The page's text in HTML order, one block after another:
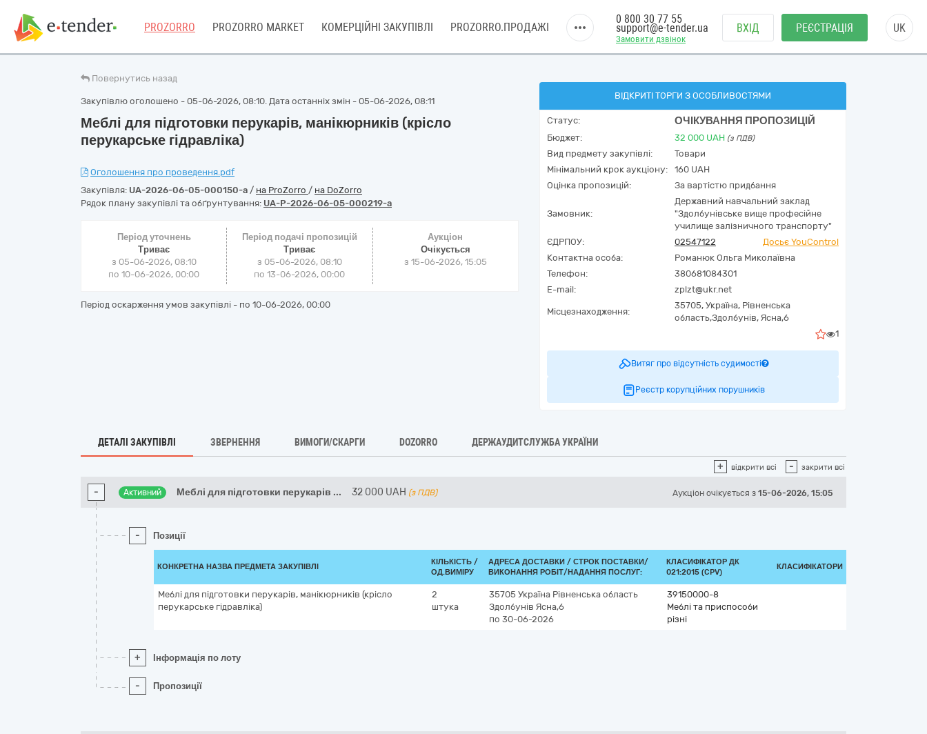
PROZORRO PROZORRO MARKET КОМЕРЦІЙНІ ЗАКУПІВЛІ PROZORRO.ПРОДАЖІ
Замовити дзвінок
0 800 30 77 55
support@e-tender.ua ВХІД РЕЄСТРАЦІЯ UK
Повернутись назад
Закупівлю оголошено - 05-06-2026, 08:10. Дата останніх змін - 05-06-2026, 08:11
Меблі для підготовки перукарів, манікюрників (крісло
перукарське гідравліка)
Оголошення про проведення.pdf
Закупівля: UA-2026-06-05-000150-a / на ProZorro / на DoZorro
Рядок плану закупівлі та обґрунтування: UA-P-2026-06-05-000219-a
Період уточнень
Триває
з 05-06-2026, 08:10
по 10-06-2026, 00:00
Період подачі пропозицій
Триває
з 05-06-2026, 08:10
по 13-06-2026, 00:00
Аукціон
Очікується
з 15-06-2026, 15:05
Період оскарження умов закупівлі - по 10-06-2026, 00:00
ВІДКРИТІ ТОРГИ З ОСОБЛИВОСТЯМИ
Статус: ОЧІКУВАННЯ ПРОПОЗИЦІЙ
Бюджет: 32 000 UAH (з ПДВ)
Вид предмету закупівлі:
Товари
Мінімальний крок аукціону:
160 UAH
Оцінка пропозицій:
За вартістю придбання
Замовник:
Державний навчальний заклад
"Здолбунівське вище професійне
училище залізничного транспорту"
ЄДРПОУ:
02547122
Досьє YouControl
Контактна особа:
Романюк Ольга Миколаївна
Телефон:
380681084301
E-mail:
zplzt@ukr.net
Місцезнаходження:
35705, Україна, Рівненська
область,Здолбунів, Ясна,6
1
Витяг про відсутність судимості
Реєстр корупційних порушників
ДЕТАЛІ ЗАКУПІВЛІ ЗВЕРНЕННЯ ВИМОГИ/СКАРГИ DOZORRO ДЕРЖАУДИТСЛУЖБА УКРАЇНИ
+ відкрити всі - закрити всі
- Активний Меблі для підготовки перукарів ... 32 000 UAH (з ПДВ) Аукціон очікується з 15-06-2026, 15:05
- Позиції
КОНКРЕТНА НАЗВА ПРЕДМЕТА ЗАКУПІВЛІ
КІЛЬКІСТЬ /
ОД.ВИМІРУ
АДРЕСА ДОСТАВКИ / СТРОК ПОСТАВКИ/
ВИКОНАННЯ РОБІТ/НАДАННЯ ПОСЛУГ:
КЛАСИФІКАТОР ДК
021:2015 (CPV)
КЛАСИФІКАТОРИ
Меблі для підготовки перукарів, манікюрників (крісло
перукарське гідравліка)
2
штука
35705 Україна Рівненська область
Здолбунів Ясна,6
по 30-06-2026
39150000-8
Меблі та приспособи
різні
+ Інформація по лоту
- Пропозиції